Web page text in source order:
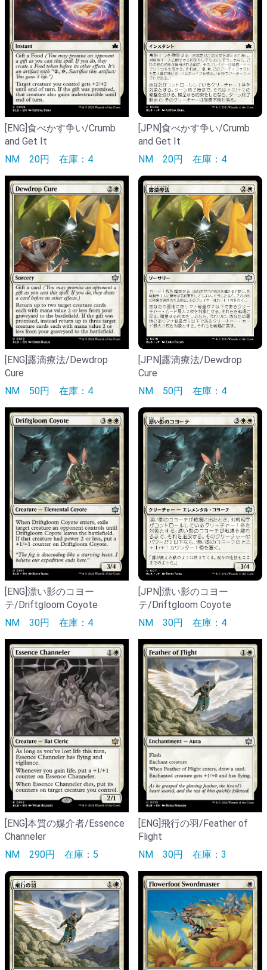
[ENG]食べかす争い/Crumb
and Get It
NM 20円 在庫：4
[JPN]食べかす争い/Crumb
and Get It
NM 20円 在庫：4
[ENG]露滴療法/Dewdrop
Cure
NM 50円 在庫：4
[JPN]露滴療法/Dewdrop
Cure
NM 50円 在庫：4
[ENG]漂い影のコヨー
テ/Driftgloom Coyote
NM 30円 在庫：4
[JPN]漂い影のコヨー
テ/Driftgloom Coyote
NM 30円 在庫：4
[ENG]本質の媒介者/Essence
Channeler
NM 290円 在庫：5
[ENG]飛行の羽/Feather of
Flight
NM 30円 在庫：3